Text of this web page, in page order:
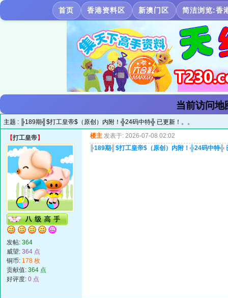
首页 香港资料区 新澳门区 简洁浏览:香
当前访问地
主题 : ╠189期╣$打工皇帝$（原创）内附！╬24码中特╬ 已更新！。。
【打工皇帝】
发帖: 364
威望: 364 点
铜币: 178 枚
贡献值: 364 点
好评度: 0 点
楼主 发表于: 2026-07-08 02:02
╠189期╣$打工皇帝$（原创）内附！╬24码中特╬